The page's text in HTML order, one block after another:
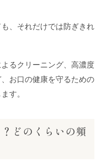
、それだけでは防ぎきれ
るクリーニング、高濃度
お口の健康を守るための
す。
どのくらいの頻